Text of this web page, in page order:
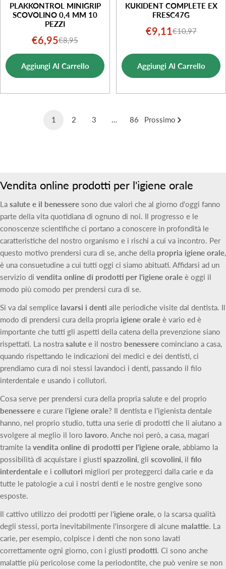
PLAKKONTROL MINIGRIP
SCOVOLINO 0,4 MM 10
PEZZI
Prezzo
di
vendita
€6,95Prezzo
normale
€8,95
Aggiungi Al Carrello
KUKIDENT COMPLETE EX
FRESC47G
Prezzo
vendita
€9,11Prezzo
€10,97
Aggiungi Al Carrello
1 2 3 … 86 Prossimo
Vendita online prodotti per l'igiene orale
La salute e il benessere sono due valori che al giorno d'oggi fanno
parte della vita quotidiana di ognuno di noi. Il progresso e le
conoscenze scientifiche ci portano a conoscere in profondità le
caratteristiche del nostro organismo e i rischi a cui va incontro. Per
questo motivo prendersi cura di se, anche della propria igiene orale,
è una consuetudine a cui tutti oggi ci siamo abituati. Affidarsi ad un
servizio di vendita online di prodotti per l'igiene orale è oggi il
modo più comodo per prendersi cura di se.
Si va dal semplice lavarsi i denti alle periodiche visite dal dentista. Il
modo di prendersi cura della propria igiene orale è vario ed è
importante che tutti gli aspetti della catena della prevenzione siano
rispettati. La nostra salute e il nostro benessere cominciano a casa,
quando rispettando le indicazioni dei medici e dei dentisti, ci
prendiamo cura di noi stessi lavandoci i denti, passando il filo
interdentale e usando i collutori.
Cosa serve per prendersi cura della propria salute e del proprio
benessere e curare l'igiene orale? Il dentista e l'igienista dentale
hanno, nel proprio studio, tutta una serie di prodotti che li aiutano a
svolgere al meglio il loro lavoro. Anche noi però, a casa, magari
tramite la vendita online di prodotti per l'igiene orale, abbiamo la
possibilità di acquistare i giusti spazzolini, gli scovolini, il filo
interdentale e i collutori migliori per proteggerci dalla carie e da
tutte le patologie a cui i nostri denti e le nostre gengive sono
esposte.
Il cattivo utilizzo dei prodotti per l'igiene orale, o la scarsa qualità
degli stessi, porta inevitabilmente l'insorgere di alcune malattie. La
carie, per esempio, colpisce i denti che non sono lavati
correttamente ogni giorno, con i giusti prodotti. Ci sono anche
malattie più pericolose come la periodontite, che può venire se non